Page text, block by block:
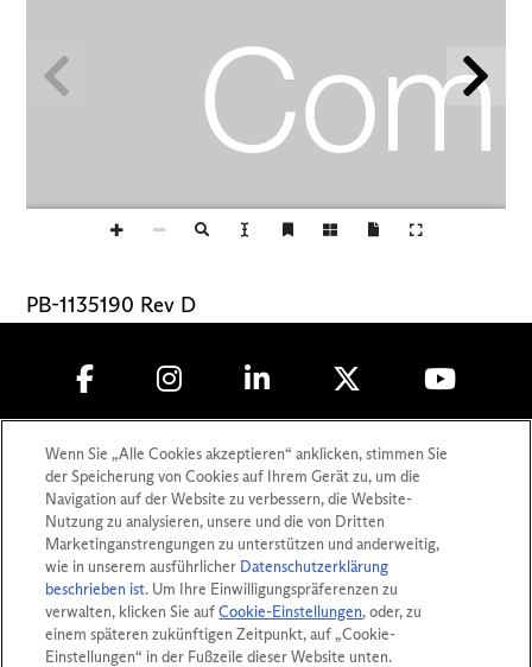
PB-1135190 Rev D
Copyright © 2010-2026Lumenis (Germany)
GmbH. Alle Rechte vorbehalte
Datenschutz
Nutzungsbedingungen
Impressum
Sicherheitsinformationen
Patente
Wenn Sie „Alle Cookies akzeptieren“ anklicken, stimmen Sie
der Speicherung von Cookies auf Ihrem Gerät zu, um die
Navigation auf der Website zu verbessern, die Website-
Nutzung zu analysieren, unsere und die von Dritten
Marketinganstrengungen zu unterstützen und anderweitig,
wie in unserem ausführlicher Datenschutzerklärung
beschrieben ist. Um Ihre Einwilligungspräferenzen zu
verwalten, klicken Sie aufCookie-Einstellungen, oder, zu
einem späteren zukünftigen Zeitpunkt, auf „Cookie-
Einstellungen“ in der Fußzeile dieser Website unten.